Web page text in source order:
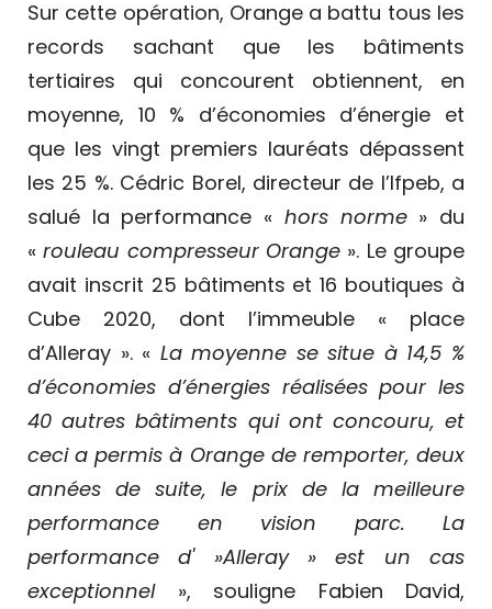
Sur cette opération, Orange a battu tous les
records sachant que les bâtiments
tertiaires qui concourent obtiennent, en
moyenne, 10 % d’économies d’énergie et
que les vingt premiers lauréats dépassent
les 25 %. Cédric Borel, directeur de l’Ifpeb, a
salué la performance « hors norme» du
«rouleau compresseur Orange ». Le groupe
avait inscrit 25 bâtiments et 16 boutiques à
Cube 2020, dont l’immeuble « place
d’Alleray ». « La moyenne se situe à 14,5 %
d’économies d’énergies réalisées pour les
40 autres bâtiments qui ont concouru, et
ceci a permis à Orange de remporter, deux
années de suite, le prix de la meilleure
performance en vision parc. La
performance d' »Alleray » est un cas
exceptionnel », souligne Fabien David,